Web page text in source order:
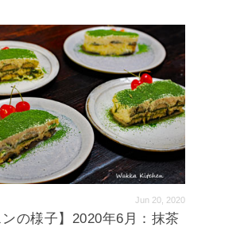
Jun 20, 2020
ンの様子】2020年6月：抹茶